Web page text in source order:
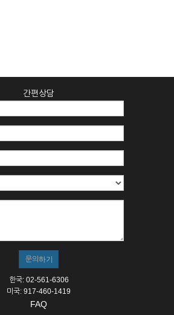
간편상담
한국: 02-561-6306
미국: 917-460-1419
FAQ